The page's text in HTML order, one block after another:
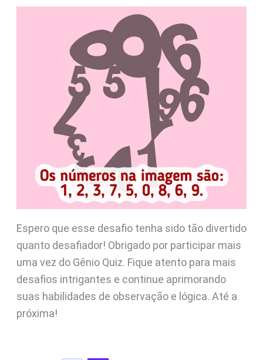
Espero que esse desafio tenha sido tão divertido
quanto desafiador! Obrigado por participar mais
uma vez do Gênio Quiz. Fique atento para mais
desafios intrigantes e continue aprimorando
suas habilidades de observação e lógica. Até a
próxima!